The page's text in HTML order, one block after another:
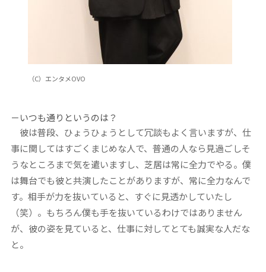
（C）エンタメOVO
－いつも通りというのは？
彼は普段、ひょうひょうとして冗談もよく言いますが、仕
事に関してはすごくまじめな人で、普通の人なら見過ごしそ
うなところまで気を遣いますし、芝居は常に全力でやる。僕
は舞台でも彼と共演したことがありますが、常に全力なんで
す。相手が力を抜いていると、すぐに見透かしていたし
（笑）。もちろん僕も手を抜いているわけではありません
が、彼の姿を見ていると、仕事に対してとても誠実な人だな
と。